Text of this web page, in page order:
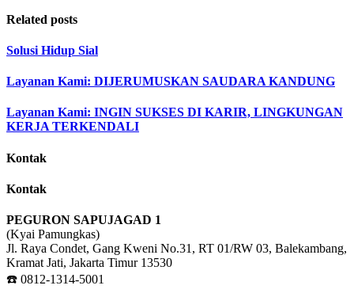
Related posts
Solusi Hidup Sial
Layanan Kami: DIJERUMUSKAN SAUDARA KANDUNG
Layanan Kami: INGIN SUKSES DI KARIR, LINGKUNGAN
KERJA TERKENDALI
Kontak
Kontak
PEGURON SAPUJAGAD 1
(Kyai Pamungkas)
Jl. Raya Condet, Gang Kweni No.31, RT 01/RW 03, Balekambang,
Kramat Jati, Jakarta Timur 13530
☎️ 0812-1314-5001